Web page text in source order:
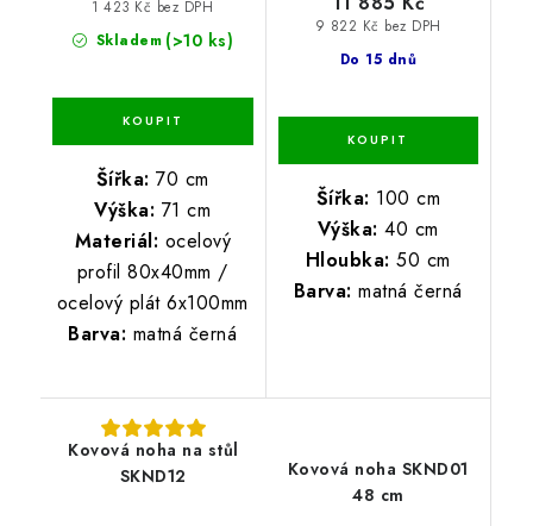
Skladem (>10 ks)
1 423 Kč bez DPH
Šířka: 70 cm
Výška: 71 cm
Materiál: ocelový
profil 80x40mm /
ocelový plát 6x100mm
Barva: matná černá
Do 15 dnů
9 822 Kč bez DPH
Šířka: 100 cm
Výška: 40 cm
Hloubka: 50 cm
Barva: matná černá
Kovová noha na stůl
SKND12
Kovová noha SKND01
48 cm